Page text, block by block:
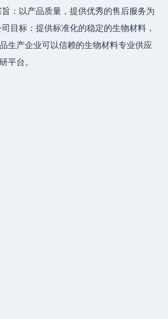
：以产品质量，提供优秀的售后服务为
目标：提供标准化的稳定的生物材料，
生产企业可以信赖的生物材料专业供应
平台。